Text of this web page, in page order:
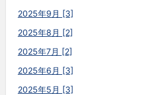
2025年9月 [3]
2025年8月 [2]
2025年7月 [2]
2025年6月 [3]
2025年5月 [3]